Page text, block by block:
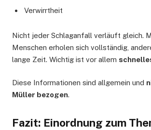
Verwirrtheit
Nicht jeder Schlaganfall verläuft gleich.
Menschen erholen sich vollständig,
lange Zeit. Wichtig ist vor allem
Diese Informationen sind allgemein und
Müller bezogen.
Fazit: Einordnung zum